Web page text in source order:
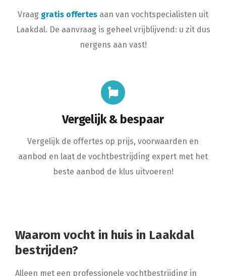
Vraag gratis offertes aan van vochtspecialisten uit
Laakdal. De aanvraag is geheel vrijblijvend: u zit dus
nergens aan vast!
Vergelijk & bespaar
Vergelijk de offertes op prijs, voorwaarden en
aanbod en laat de vochtbestrijding expert met het
beste aanbod de klus uitvoeren!
Waarom vocht in huis in Laakdal
bestrijden?
Alleen met een professionele vochtbestrijding in